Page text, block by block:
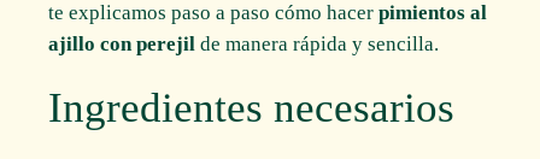
te explicamos paso a paso cómo hacerpimientos al
ajillo con perejil de manera rápida y sencilla.
Ingredientes necesarios